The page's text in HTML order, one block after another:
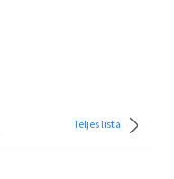
Teljes lista